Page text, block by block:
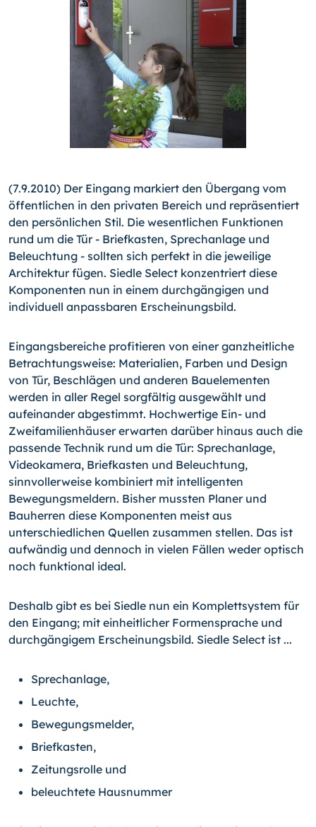
(7.9.2010) Der Eingang markiert den Übergang vom
öffentlichen in den privaten Bereich und repräsentiert
den persönlichen Stil. Die wesentlichen Funktionen
rund um die Tür - Briefkasten, Sprechanlage und
Beleuchtung - sollten sich perfekt in die jeweilige
Architektur fügen. Siedle Select konzentriert diese
Komponenten nun in einem durchgängigen und
individuell anpassbaren Erscheinungsbild.
Eingangsbereiche profitieren von einer ganzheitliche
Betrachtungsweise: Materialien, Farben und Design
von Tür, Beschlägen und anderen Bauelementen
werden in aller Regel sorgfältig ausgewählt und
aufeinander abgestimmt. Hochwertige Ein- und
Zweifamilienhäuser erwarten darüber hinaus auch die
passende Technik rund um die Tür: Sprechanlage,
Videokamera, Briefkasten und Beleuchtung,
sinnvollerweise kombiniert mit intelligenten
Bewegungsmeldern. Bisher mussten Planer und
Bauherren diese Komponenten meist aus
unterschiedlichen Quellen zusammen stellen. Das ist
aufwändig und dennoch in vielen Fällen weder optisch
noch funktional ideal.
Deshalb gibt es bei Siedle nun ein Komplettsystem für
den Eingang; mit einheitlicher Formensprache und
durchgängigem Erscheinungsbild. Siedle Select ist ...
Sprechanlage,
Leuchte,
Bewegungsmelder,
Briefkasten,
Zeitungsrolle und
beleuchtete Hausnummer